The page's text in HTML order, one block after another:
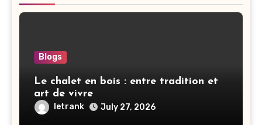
Blogs
Le chalet en bois : entre tradition et
art de vivre
letrank July 27, 2026